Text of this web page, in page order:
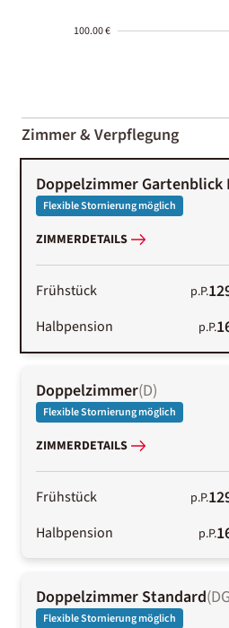
100.00 €
01-02
Zimmer & Verpflegung
Doppelzimmer Gartenblick
Flexible Stornierung möglich
ZIMMERDETAILS
Frühstück p.P.
Halbpension p.P.
Doppelzimmer(D)
Flexible Stornierung möglich
ZIMMERDETAILS
Frühstück p.P.
Halbpension p.P.
Doppelzimmer Standard(
Flexible Stornierung möglich